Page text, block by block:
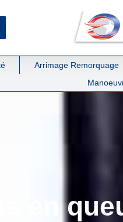
Arrimage Remorquage
en